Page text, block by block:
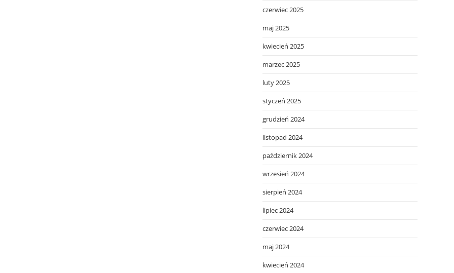
czerwiec 2025
maj 2025
kwiecień 2025
marzec 2025
luty 2025
styczeń 2025
grudzień 2024
listopad 2024
październik 2024
wrzesień 2024
sierpień 2024
lipiec 2024
czerwiec 2024
maj 2024
kwiecień 2024